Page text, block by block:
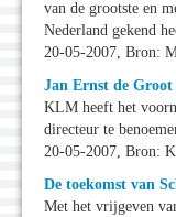
van de grootste en
Nederland gekend
20-05-2007, Bron:
Jan Ernst de
KLM heeft het
directeur te
20-05-2007, Bron:
De toekomst van
Met het vrijgeven